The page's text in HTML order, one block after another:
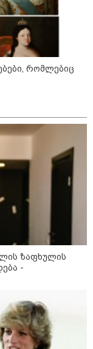
- დონალდ
ის
ცნობილი
ფასები
- რომელ
ყველაზე
იაფი
ეთერში:
ლაივის
ის ადგილზე
- რას ამბობს
პოლიცია
რომლებიც
ზაფხულის
-